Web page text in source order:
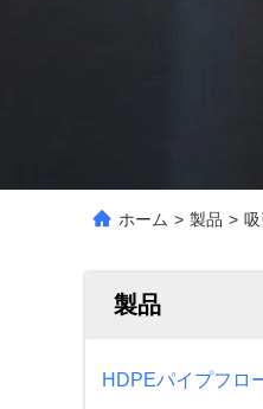
ホーム > 製品 >
製品
HDPEパイプフロ